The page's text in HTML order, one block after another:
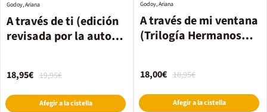
A través de ti (edición
revisada por la autora)
Godoy, Ariana
19,95€
18,95€
Afegir a la cistella
A través de mi ventana
(Trilogía Hermanos
Godoy, Ariana
18,95€
18,00€
Afegir a la cistella